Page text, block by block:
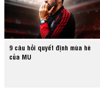
9 câu hỏi quyết định mùa hè
của MU